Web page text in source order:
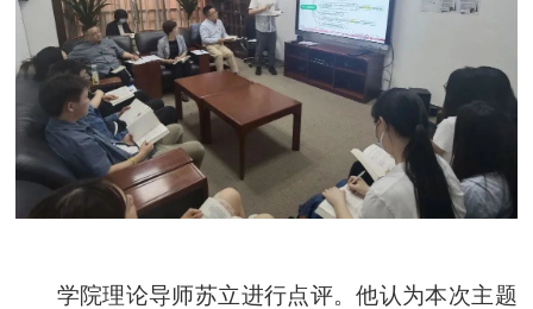
学院理论导师苏立进行点评。他认为本次主题